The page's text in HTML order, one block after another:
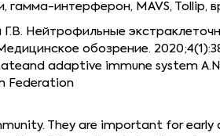
интерферон, MAVS, Tollip,
Нейтрофильные
обозрение.
adaptive immune system A.N.
Federation
They are important for